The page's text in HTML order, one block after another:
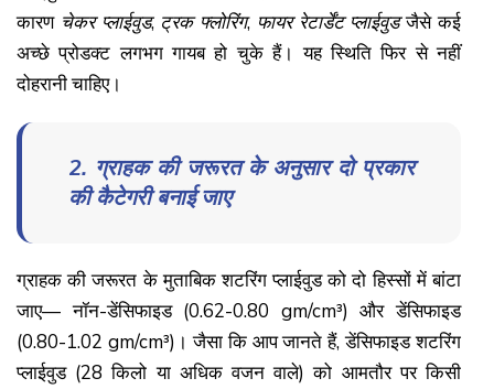
कारण चेकर प्लाईवुड, ट्रक फ्लोरिंग, फायर रेटार्डेंट प्लाईवुडजैसे कई
अच्छे प्रोडक्ट लगभग गायब हो चुके हैं। यह स्थिति फिर से नहीं
दोहरानी चाहिए।
2. ग्राहक की जरूरत के अनुसार दो प्रकार
की कैटेगरी बनाई जाए
ग्राहक की जरूरत के मुताबिक शटरिंग प्लाईवुड को दो हिस्सों में बांटा
जाए— नॉन-डेंसिफाइड (0.62-0.80 gm/cm³) और डेंसिफाइड
(0.80-1.02 gm/cm³)। जैसा कि आप जानते हैं, डेंसिफाइड शटरिंग
प्लाईवुड (28 किलो या अधिक वजन वाले) को आमतौर पर किसी